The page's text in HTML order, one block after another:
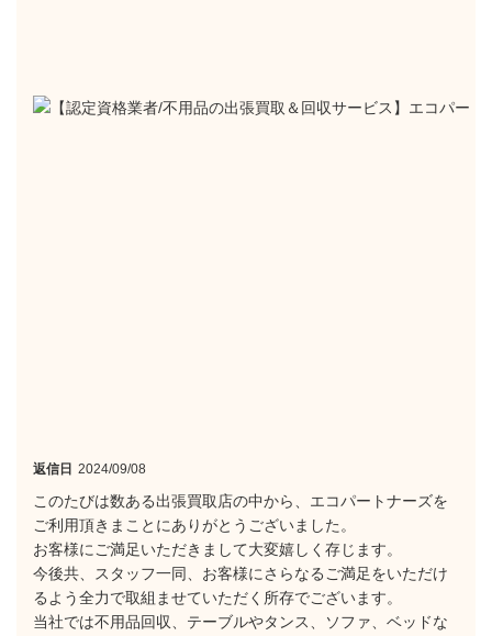
返信日 2024/09/08
このたびは数ある出張買取店の中から、エコパートナーズを
ご利用頂きまことにありがとうございました。
お客様にご満足いただきまして大変嬉しく存じます。
今後共、スタッフ一同、お客様にさらなるご満足をいただけ
るよう全力で取組ませていただく所存でございます。
当社では不用品回収、テーブルやタンス、ソファ、ベッドな